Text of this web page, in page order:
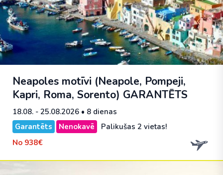
Neapoles motīvi (Neapole, Pompeji,
Kapri, Roma, Sorento) GARANTĒTS
18.08. - 25.08.2026 • 8 dienas
Garantēts
Nenokavē
Palikušas 2 vietas!
No 938€